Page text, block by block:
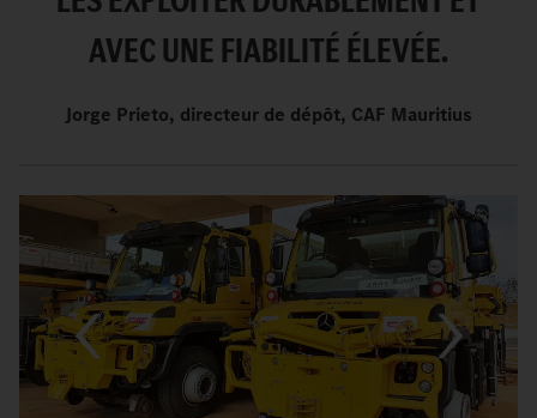
AVEC UNE FIABILITÉ ÉLEVÉE.
Jorge Prieto, directeur de dépôt, CAF Mauritius